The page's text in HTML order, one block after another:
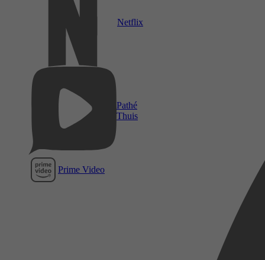
Netflix
Pathé
Thuis
Prime Video